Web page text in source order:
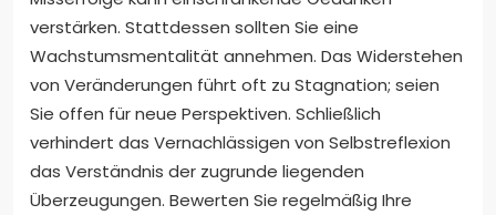
verstärken. Stattdessen sollten Sie eine
Wachstumsmentalität annehmen. Das Widerstehen
von Veränderungen führt oft zu Stagnation; seien
Sie offen für neue Perspektiven. Schließlich
verhindert das Vernachlässigen von Selbstreflexion
das Verständnis der zugrunde liegenden
Überzeugungen. Bewerten Sie regelmäßig Ihre